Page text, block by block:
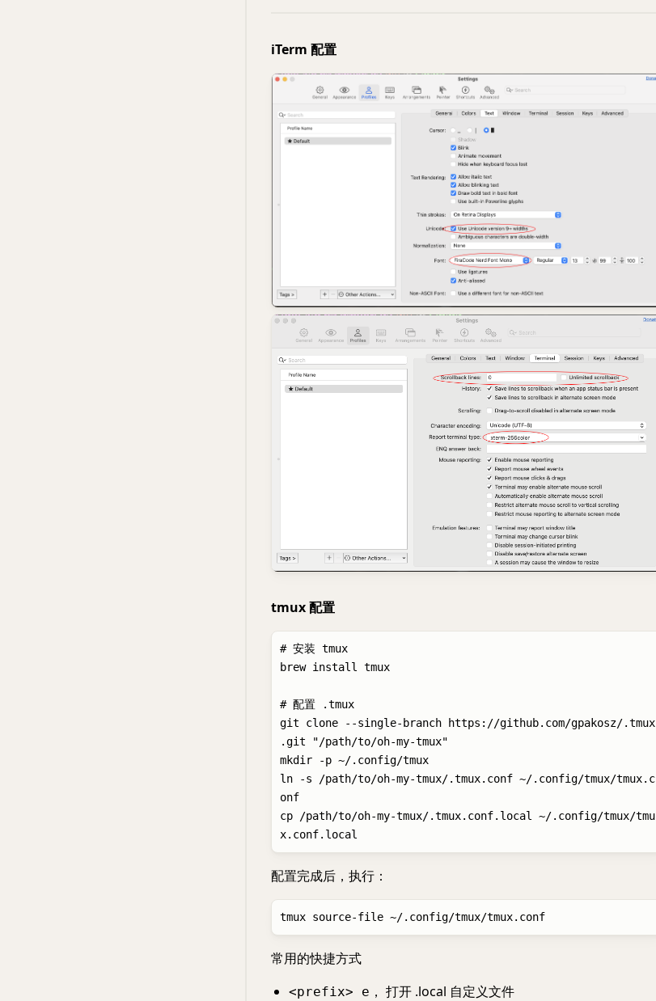
iTerm 配置
tmux 配置
# 安装 tmux
brew install tmux
# 配置 .tmux
git clone --single-branch https://github.com/gpakosz/.tmux
.git "/path/to/oh-my-tmux"
mkdir -p ~/.config/tmux
ln -s /path/to/oh-my-tmux/.tmux.conf ~/.config/tmux/tmux.c
onf
cp /path/to/oh-my-tmux/.tmux.conf.local ~/.config/tmux/tmu
配置完成后，执行：
常用的快捷方式
<prefix> e ， 打开 .local 自定义文件